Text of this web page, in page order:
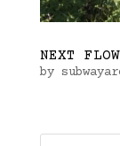
NEXT
by